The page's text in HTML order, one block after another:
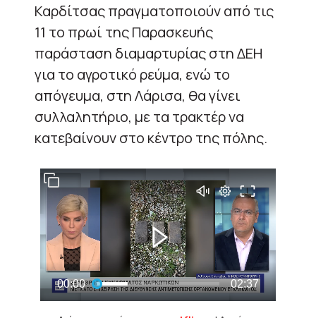
Καρδίτσας πραγματοποιούν από τις
11 το πρωί της Παρασκευής
παράσταση διαμαρτυρίας στη ΔΕΗ
για το αγροτικό ρεύμα, ενώ το
απόγευμα, στη Λάρισα, θα γίνει
συλλαλητήριο, με τα τρακτέρ να
κατεβαίνουν στο κέντρο της πόλης.